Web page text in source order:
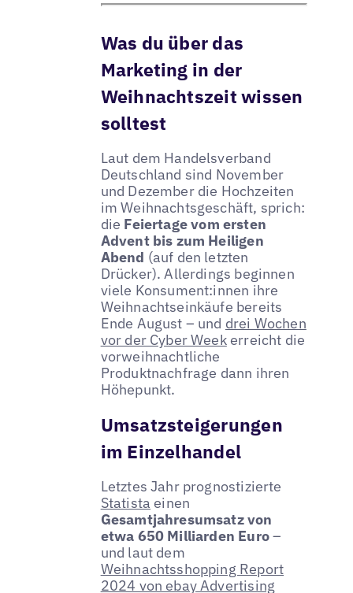
Was du über das
Marketing in der
Weihnachtszeit wissen
solltest
Laut dem Handelsverband
Deutschland sind November
und Dezember die Hochzeiten
im Weihnachtsgeschäft, sprich:
die Feiertage vom ersten
Advent bis zum Heiligen
Abend (auf den letzten
Drücker). Allerdings beginnen
viele Konsument:innen ihre
Weihnachtseinkäufe bereits
Ende August – und drei Wochen
vor der Cyber Weekerreicht die
vorweihnachtliche
Produktnachfrage dann ihren
Höhepunkt.
Umsatzsteigerungen
im Einzelhandel
Letztes Jahr prognostizierte
Statista einen
Gesamtjahresumsatz von
etwa 650 Milliarden Euro–
und laut dem
Weihnachtsshopping Report
2024 von ebay Advertising